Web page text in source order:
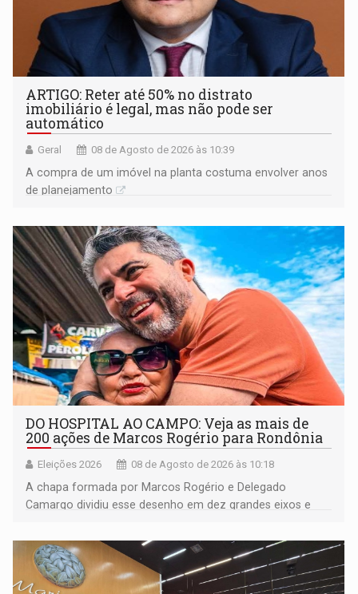
ARTIGO: Reter até 50% no distrato
imobiliário é legal, mas não pode ser
automático
Geral 08 de Agosto de 2026 às 10:39
A compra de um imóvel na planta costuma envolver anos
de planejamento
DO HOSPITAL AO CAMPO: Veja as mais de
200 ações de Marcos Rogério para Rondônia
Eleições 2026 08 de Agosto de 2026 às 10:18
A chapa formada por Marcos Rogério e Delegado
Camargo dividiu esse desenho em dez grandes eixos e